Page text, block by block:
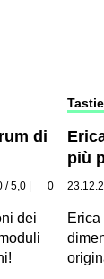
di
/ 5,0 | 0
dei
più